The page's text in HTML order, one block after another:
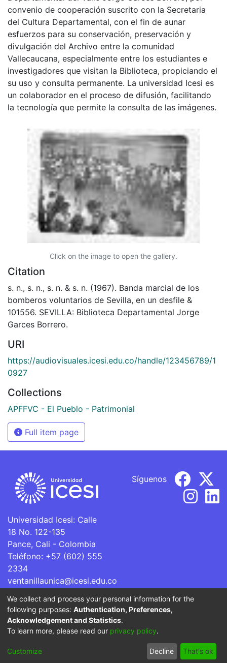
convenio de cooperación suscrito con la Secretaria
del Cultura Departamental, con el fin de aunar
esfuerzos para su conservación, preservación y
divulgación del Archivo entre la comunidad
Vallecaucana, especialmente entre los estudiantes e
investigadores que visitan la Biblioteca, propiciando el
su uso y consulta permanente. La universidad Icesi es
un colaborador en el proceso de difusión, facilitando
la tecnología que permite la consulta de las imágenes.
Click on the image to open the gallery.
Citation
s. n., s. n., s. n. & s. n. (1967). Banda marcial de los
bomberos voluntarios de Sevilla, en un desfile &
101556. SEVILLA: Biblioteca Departamental Jorge
Garces Borrero.
URI
https://audiovisuales.icesi.edu.co/handle/123456789/1
0927
Collections
APFFVC - El Pueblo - Patrimonial
Full item page
Universidad Icesi: Calle
18 No. 122-135
Pance, Cali - Colombia
Teléfono: +57 (602) 555
2334
ventanillaunica@icesi.edu.co
Síguenos
La Universidad Icesi es una Institución de Educación
Superior que se encuentra sujeta a inspección y vigilancia
por parte del Ministerio de Educación Nacional.
Cookie
End User
Agreement
Send
Feedback
We collect and process your personal information for the
following purposes: Authentication, Preferences,
Acknowledgement and Statistics.
To learn more, please read our privacy policy.
Customize Decline That's ok